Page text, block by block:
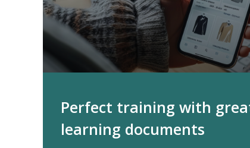
Perfect training with
learning documents